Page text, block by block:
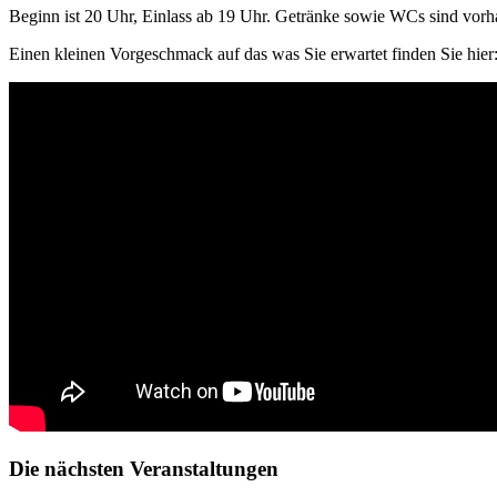
Beginn ist 20 Uhr, Einlass ab 19 Uhr. Getränke sowie WCs sind
Einen kleinen Vorgeschmack auf das was Sie erwartet finden Sie hier:
Die nächsten Veranstaltungen